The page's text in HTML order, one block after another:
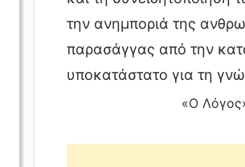
την ανημποριά της
παρασάγγας από την
υποκατάστατο για τη
«Ο